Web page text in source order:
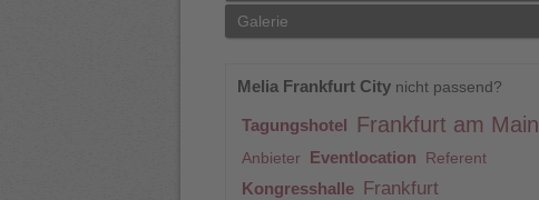
Galerie
Melia Frankfurt City nicht passend?
Tagungshotel Frankfurt am Main
Anbieter Eventlocation Referent
Kongresshalle Frankfurt